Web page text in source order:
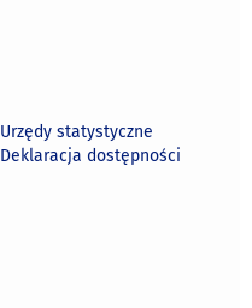
Urzędy statystyczne
Deklaracja dostępności